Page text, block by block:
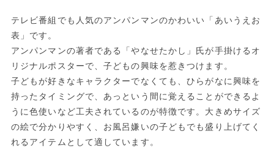
テレビ番組でも人気のアンパンマンのかわいい「あいうえお
表」です。
アンパンマンの著者である「やなせたかし」氏が手掛けるオ
リジナルポスターで、子どもの興味を惹きつけます。
子どもが好きなキャラクターでなくても、ひらがなに興味を
持ったタイミングで、あっという間に覚えることができるよ
うに色使いなど工夫されているのが特徴です。大きめサイズ
の絵で分かりやすく、お風呂嫌いの子どもでも盛り上げてく
れるアイテムとして適しています。